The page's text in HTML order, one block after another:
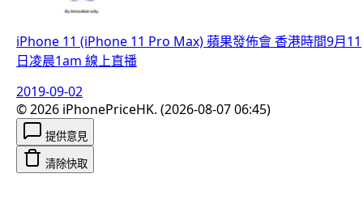
iPhone 11 (iPhone 11 Pro Max) 蘋果發佈會 香港時間9月11
日凌晨1am 線上直播
2019-09-02
©2026 iPhonePriceHK. (2026-08-07 06:45)
提供意見
清除快取